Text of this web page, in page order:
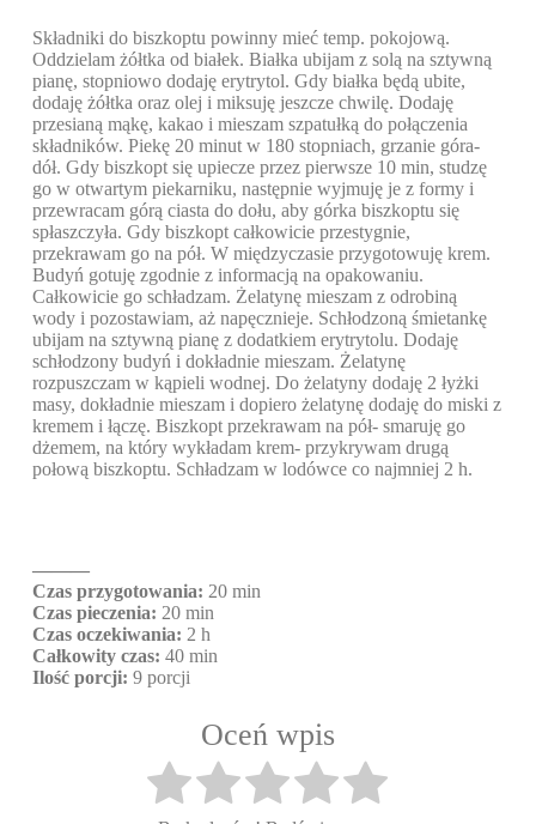
Składniki do biszkoptu powinny mieć temp. pokojową.
Oddzielam żółtka od białek. Białka ubijam z solą na sztywną
pianę, stopniowo dodaję erytrytol. Gdy białka będą ubite,
dodaję żółtka oraz olej i miksuję jeszcze chwilę. Dodaję
przesianą mąkę, kakao i mieszam szpatułką do połączenia
składników. Piekę 20 minut w 180 stopniach, grzanie góra-
dół. Gdy biszkopt się upiecze przez pierwsze 10 min, studzę
go w otwartym piekarniku, następnie wyjmuję je z formy i
przewracam górą ciasta do dołu, aby górka biszkoptu się
spłaszczyła. Gdy biszkopt całkowicie przestygnie,
przekrawam go na pół. W międzyczasie przygotowuję krem.
Budyń gotuję zgodnie z informacją na opakowaniu.
Całkowicie go schładzam. Żelatynę mieszam z odrobiną
wody i pozostawiam, aż napęcznieje. Schłodzoną śmietankę
ubijam na sztywną pianę z dodatkiem erytrytolu. Dodaję
schłodzony budyń i dokładnie mieszam. Żelatynę
rozpuszczam w kąpieli wodnej. Do żelatyny dodaję 2 łyżki
masy, dokładnie mieszam i dopiero żelatynę dodaję do miski z
kremem i łączę. Biszkopt przekrawam na pół- smaruję go
dżemem, na który wykładam krem- przykrywam drugą
połową biszkoptu. Schładzam w lodówce co najmniej 2 h.
———
Czas przygotowania: 20 min
Czas pieczenia: 20 min
Czas oczekiwania: 2 h
Całkowity czas: 40 min
Ilość porcji: 9 porcji
Oceń wpis